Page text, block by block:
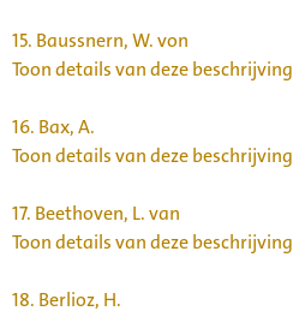
15. Baussnern, W. von
Toon details van deze beschrijving
16. Bax, A.
Toon details van deze beschrijving
17. Beethoven, L. van
Toon details van deze beschrijving
18. Berlioz, H.